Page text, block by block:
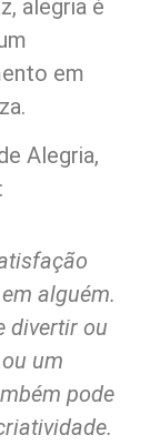
alegria é
em
Alegria,
alguém.
divertir ou
um
pode